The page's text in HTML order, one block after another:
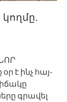
է ինչ հայ-
գրավել